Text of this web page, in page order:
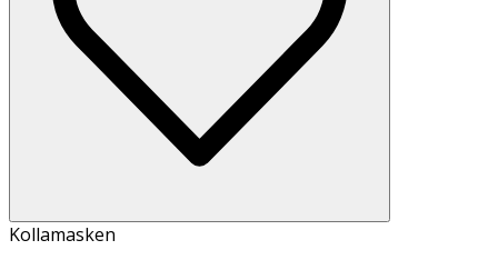
Kollamasken